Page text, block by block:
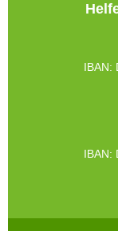
IBAN:
IBAN: